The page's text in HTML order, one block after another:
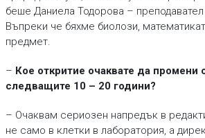
беше Даниела Тодорова – преподавател
Въпреки че бяхме биолози,
предмет.
– Кое откритие очаквате да промени
следващите 10 – 20 години?
– Очаквам сериозен напредък в
не само в клетки в лаборатория, а